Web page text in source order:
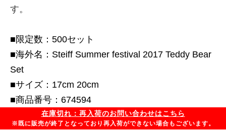
す。
■限定数：500セット
■海外名：Steiff Summer festival 2017 Teddy Bear
Set
■サイズ：17cm 20cm
■商品番号：674594
在庫切れ：再入荷のお問い合わせはこちら
※既に販売が終了となっており再入荷ができない場合もございます。